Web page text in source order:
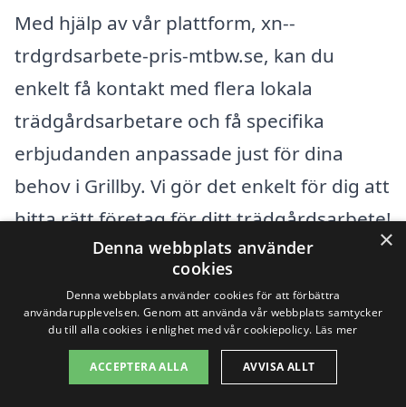
Med hjälp av vår plattform, xn--
trdgrdsarbete-pris-mtbw.se, kan du
enkelt få kontakt med flera lokala
trädgårdsarbetare och få specifika
erbjudanden anpassade just för dina
behov i Grillby. Vi gör det enkelt för dig att
hitta rätt företag för ditt trädgårdsarbete!
förpliktelser
×
Denna webbplats använder
cookies
Denna webbplats använder cookies för att förbättra
användarupplevelsen. Genom att använda vår webbplats samtycker
du till alla cookies i enlighet med vår cookiepolicy. Läs mer
ACCEPTERA ALLA AVVISA ALLT